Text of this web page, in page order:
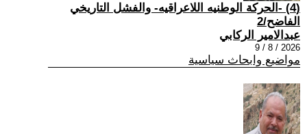
(4) -الحركة الوطنيه اللاعراقيه- والفشل التاريخي
الفاضح/2
عبدالامير الركابي
2026 / 8 / 9
مواضيع وابحاث سياسية